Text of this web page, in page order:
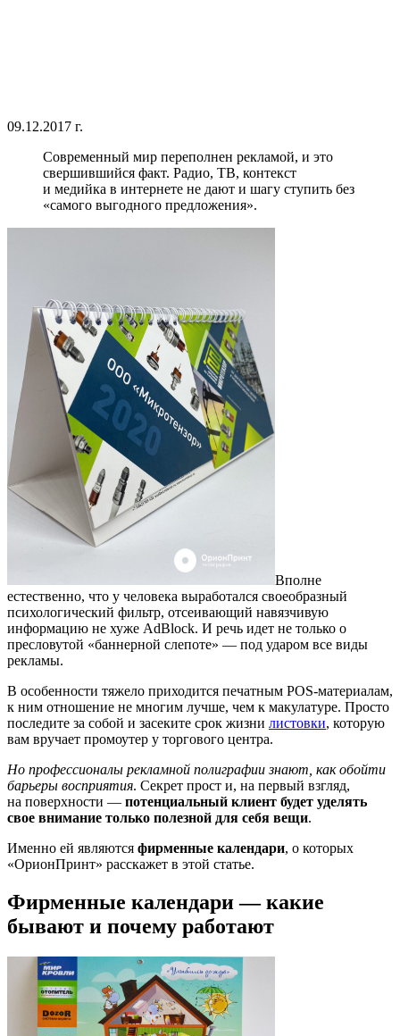
09.12.2017 г.
Современный мир переполнен рекламой, и это
свершившийся факт. Радио, ТВ, контекст
и медийка в интернете не дают и шагу ступить без
«самого выгодного предложения».
Вполне
естественно, что у человека выработался своеобразный
психологический фильтр, отсеивающий навязчивую
информацию не хуже AdBlock. И речь идет не только о
пресловутой «баннерной слепоте» — под ударом все виды
рекламы.
В особенности тяжело приходится печатным POS-материалам,
к ним отношение не многим лучше, чем к макулатуре. Просто
последите за собой и засеките срок жизни листовки, которую
вам вручает промоутер у торгового центра.
Но профессионалы рекламной полиграфии знают, как обойти
барьеры восприятия. Секрет прост и, на первый взгляд,
на поверхности — потенциальный клиент будет уделять
свое внимание только полезной для себя вещи.
Именно ей являются фирменные календари, о которых
«ОрионПринт» расскажет в этой статье.
Фирменные календари — какие
бывают и почему работают